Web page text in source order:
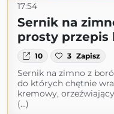
17:54
Sernik na
prosty przepis
10 3 Zapisz
Sernik na zimno z
do których chętnie
kremowy,
(...)